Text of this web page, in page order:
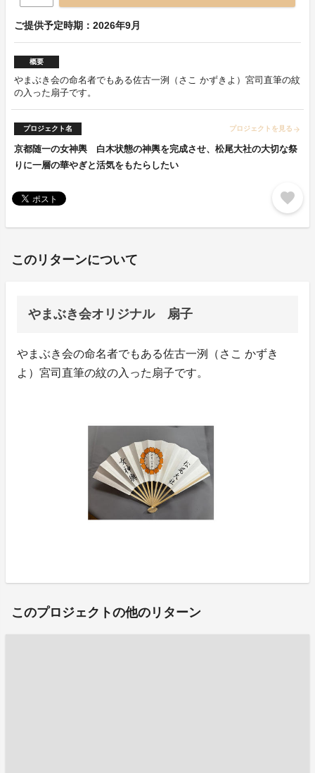
ご提供予定時期：2026年9月
概要
やまぶき会の命名者でもある佐古一洌（さこ かずきよ）宮司直筆の紋
の入った扇子です。
プロジェクト名 プロジェクトを見る arrow_forward
京都随一の女神輿 白木状態の神輿を完成させ、松尾大社の大切な祭
りに一層の華やぎと活気をもたらしたい
favorite
このリターンについて
やまぶき会オリジナル 扇子
やまぶき会の命名者でもある佐古一洌（さこ かずき
よ）宮司直筆の紋の入った扇子です。
このプロジェクトの他のリターン